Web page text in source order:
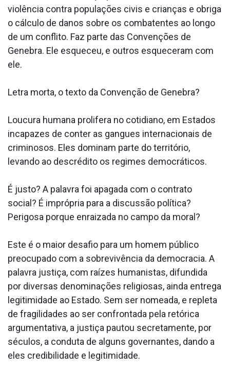
violência contra populações civis e crianças e obriga
o cálculo de danos sobre os combatentes ao longo
de um conflito. Faz parte das Convenções de
Genebra. Ele esqueceu, e outros esqueceram com
ele.
Letra morta, o texto da Convenção de Genebra?
Loucura humana prolifera no cotidiano, em Estados
incapazes de conter as gangues internacionais de
criminosos. Eles dominam parte do território,
levando ao descrédito os regimes democráticos.
É justo? A palavra foi apagada com o contrato
social? É imprópria para a discussão política?
Perigosa porque enraizada no campo da moral?
Este é o maior desafio para um homem público
preocupado com a sobrevivência da democracia. A
palavra justiça, com raízes humanistas, difundida
por diversas denominações religiosas, ainda entrega
legitimidade ao Estado. Sem ser nomeada, e repleta
de fragilidades ao ser confrontada pela retórica
argumentativa, a justiça pautou secretamente, por
séculos, a conduta de alguns governantes, dando a
eles credibilidade e legitimidade.